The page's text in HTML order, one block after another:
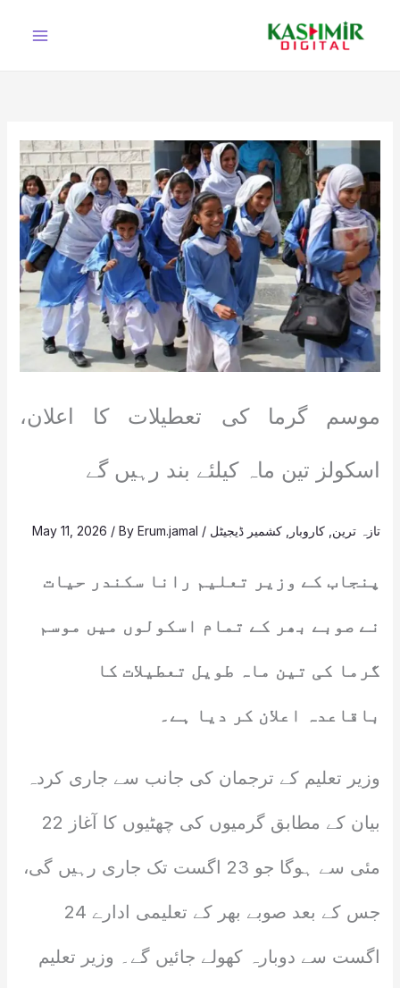
موسم گرما کی تعطیلات کا اعلان،
اسکولز تین ماہ کیلئے بند رہیں گے
تازہ ترین کاروبار کشمیر ڈیجیٹل /
May 11, 2026 / ByErum.jamal
پنجاب کے وزیر تعلیم رانا سکندر حیات
نے صوبے بھر کے تمام اسکولوں میں موسم
گرما کی تین ماہ طویل تعطیلات کا
باقاعدہ اعلان کر دیا ہے۔
وزیر تعلیم کے ترجمان کی جانب سے جاری کردہ
بیان کے مطابق گرمیوں کی چھٹیوں کا آغاز 22
مئی سے ہوگا جو 23 اگست تک جاری رہیں گی،
جس کے بعد صوبے بھر کے تعلیمی ادارے 24
اگست سے دوبارہ کھولے جائیں گے۔ وزیر تعلیم